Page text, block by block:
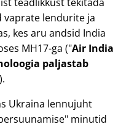
vaprate lendurite ja
kes aru andsid India
MH17-ga ( Air India
paljastab
).
Ukraina lennujuht
minutid